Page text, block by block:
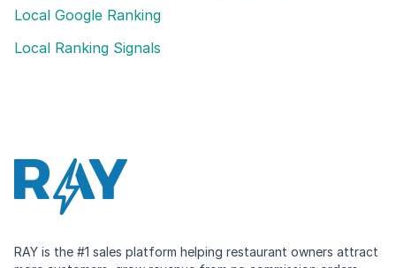
Local Google Ranking
Local Ranking Signals
RAY is the #1 sales platform helping restaurant owners attract